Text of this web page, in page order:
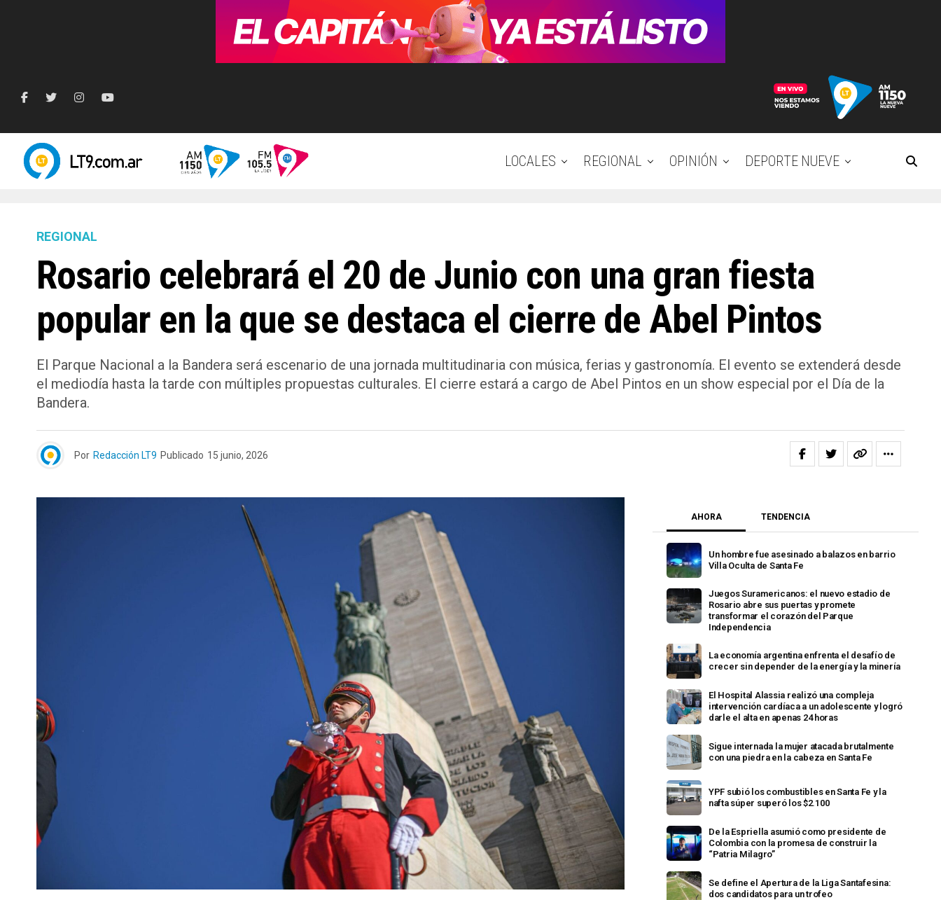
LOCALES REGIONAL OPINIÓN DEPORTE NUEVE
REGIONAL
Rosario celebrará el 20 de Junio con una gran fiesta
popular en la que se destaca el cierre de Abel Pintos
El Parque Nacional a la Bandera será escenario de una jornada multitudinaria con música, ferias y gastronomía. El evento se extenderá desde
el mediodía hasta la tarde con múltiples propuestas culturales. El cierre estará a cargo de Abel Pintos en un show especial por el Día de la
Bandera.
Por Redacción LT9 Publicado 15 junio, 2026
AHORA TENDENCIA
Un hombre fue asesinado a balazos en barrio
Villa Oculta de Santa Fe
Juegos Suramericanos: el nuevo estadio de
Rosario abre sus puertas y promete
transformar el corazón del Parque
Independencia
La economía argentina enfrenta el desafío de
crecer sin depender de la energía y la minería
El Hospital Alassia realizó una compleja
intervención cardíaca a un adolescente y logró
darle el alta en apenas 24 horas
Sigue internada la mujer atacada brutalmente
con una piedra en la cabeza en Santa Fe
YPF subió los combustibles en Santa Fe y la
nafta súper superó los $2.100
De la Espriella asumió como presidente de
Colombia con la promesa de construir la
“Patria Milagro”
Se define el Apertura de la Liga Santafesina:
dos candidatos para un trofeo